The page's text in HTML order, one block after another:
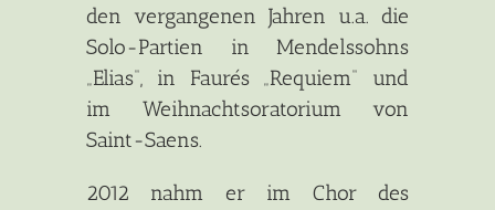
den vergangenen Jahren u.a. die
Solo-Partien in Mendelssohns
„Elias“, in Faurés „Requiem“ und
im Weihnachtsoratorium von
Saint-Saens.
2012 nahm er im Chor des